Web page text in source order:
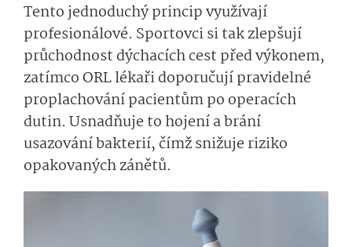
Tento jednoduchý princip využívají
profesionálové. Sportovci si tak zlepšují
průchodnost dýchacích cest před výkonem,
zatímco ORL lékaři doporučují pravidelné
proplachování pacientům po operacích
dutin. Usnadňuje to hojení a brání
usazování bakterií, čímž snižuje riziko
opakovaných zánětů.